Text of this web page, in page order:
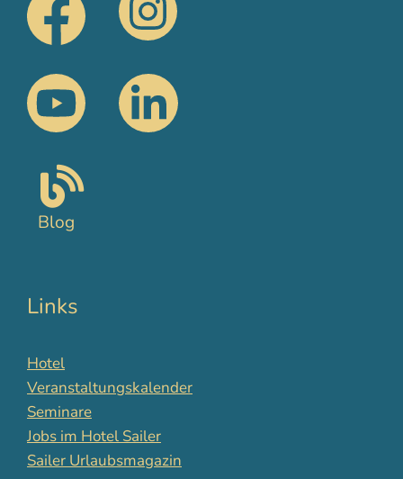
Blog
Links
Hotel
Veranstaltungskalender
Seminare
Jobs im Hotel Sailer
Sailer Urlaubsmagazin